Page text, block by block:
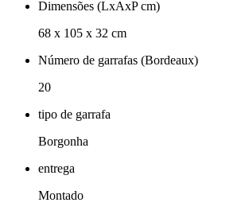
Dimensões (LxAxP cm)
68 x 105 x 32 cm
Número de garrafas (Bordeaux)
20
tipo de garrafa
Borgonha
entrega
Montado